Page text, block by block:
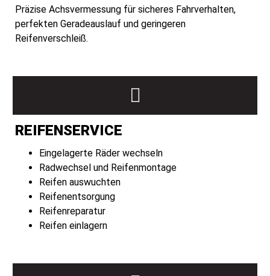
Präzise Achsvermessung für sicheres Fahrverhalten,
perfekten Geradeauslauf und geringeren
Reifenverschleiß.
REIFENSERVICE
Eingelagerte Räder wechseln
Radwechsel und Reifenmontage
Reifen auswuchten
Reifenentsorgung
Reifenreparatur
Reifen einlagern